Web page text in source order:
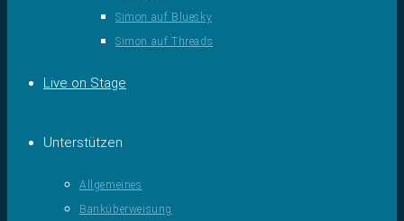
Simon auf Bluesky
Simon auf Threads
Live on Stage
Unterstützen
Allgemeines
Banküberweisung